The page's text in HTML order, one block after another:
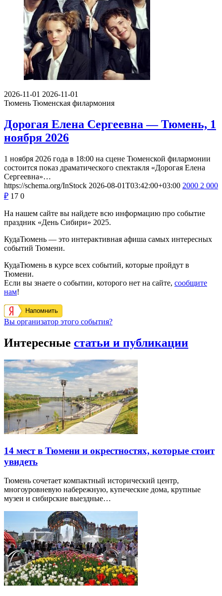
2026-11-01 2026-11-01
Тюмень Тюменская филармония
Дорогая Елена Сергеевна — Тюмень, 1
ноября 2026
1 ноября 2026 года в 18:00 на сцене Тюменской филармонии
состоится показ драматического спектакля «Дорогая Елена
Сергеевна»…
https://schema.org/InStock 2026-08-01T03:42:00+03:00 2000 2 000
₽ 17 0
На нашем сайте вы найдете всю информацию про событие
праздник «День Сибири» 2025.
КудаТюмень — это интерактивная афиша самых интересных
событий Тюмени.
КудаТюмень в курсе всех событий, которые пройдут в
Тюмени.
Если вы знаете о событии, которого нет на сайте, сообщите
нам!
Напомнить
Вы организатор этого события?
Интересные статьи и публикации
14 мест в Тюмени и окрестностях, которые стоит
увидеть
Тюмень сочетает компактный исторический центр,
многоуровневую набережную, купеческие дома, крупные
музеи и сибирские выездные…